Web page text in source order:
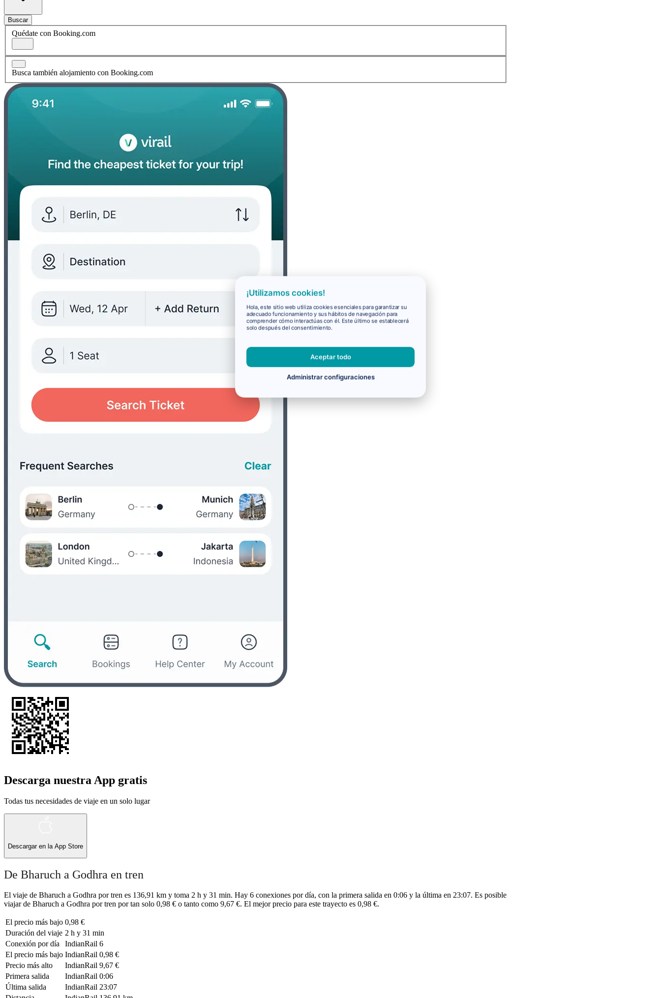
Buscar
Quédate con Booking.com
Busca también alojamiento con Booking.com
Descarga nuestra App gratis
Todas tus necesidades de viaje en un solo lugar
Descargar en la App Store
De Bharuch a Godhra en tren
El viaje de Bharuch a Godhra por tren es 136,91 km y toma 2 h y 31 min. Hay 6 conexiones por día, con la primera salida en 0:06 y la última en 23:07. Es posible
viajar de Bharuch a Godhra por tren por tan solo 0,98 € o tanto como 9,67 €. El mejor precio para este trayecto es 0,98 €.
El precio más bajo 0,98 €
Duración del viaje 2 h y 31 min
Conexión por día
IndianRail 6
El precio más bajo IndianRail 0,98 €
Precio más alto
IndianRail 9,67 €
Primera salida
IndianRail 0:06
Última salida
IndianRail 23:07
¡Utilizamos cookies!
Hola, este sitio web utiliza cookies esenciales para garantizar su
adecuado funcionamiento y sus hábitos de navegación para
comprender cómo interactúas con él. Este último se establecerá
solo después del consentimiento.
Aceptar todo
Administrar configuraciones